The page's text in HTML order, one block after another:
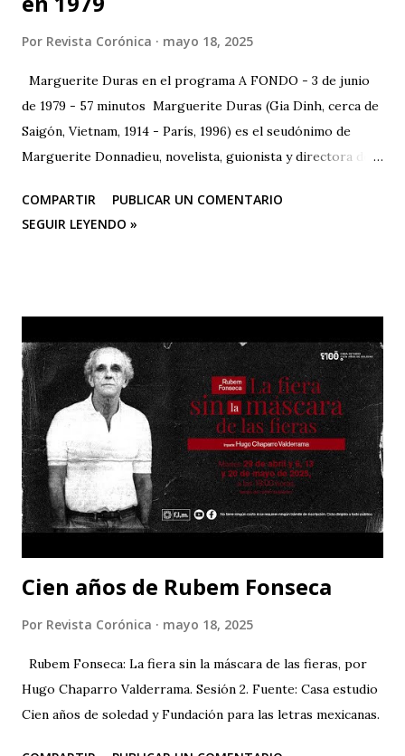
Por Revista Corónica mayo 18, 2025
Marguerite Duras en el programa A FONDO - 3 de junio
de 1979 - 57 minutos Marguerite Duras (Gia Dinh, cerca de
Saigón, Vietnam, 1914 - París, 1996) es el seudónimo de
Marguerite Donnadieu, novelista, guionista y directora de
derecho, matemáticas y ciencias políticas. En 1943 publicó
su primera obra, "La impudicia", a la que seguirían más de
escribe, dirige e interpreta con Gerard Depardieu "Le
camion". Es autora también de "India song", entre otras
películas.
COMPARTIR
PUBLICAR UN COMENTARIO
SEGUIR LEYENDO »
Cien años de Rubem Fonseca
Por Revista Corónica mayo 18, 2025
Rubem Fonseca: La fiera sin la máscara de las fieras, por
Hugo Chaparro Valderrama. Sesión 2. Fuente: Casa estudio
Cien años de soledad y Fundación para las letras mexicanas.